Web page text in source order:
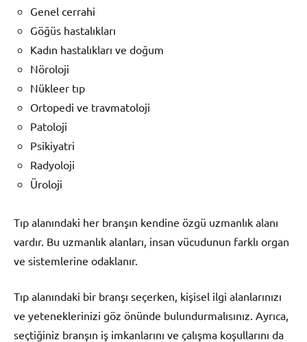
Genel cerrahi
Göğüs hastalıkları
Kadın hastalıkları ve doğum
Nöroloji
Nükleer tıp
Ortopedi ve travmatoloji
Patoloji
Psikiyatri
Radyoloji
Üroloji
Tıp alanındaki her branşın kendine özgü uzmanlık alanı
vardır. Bu uzmanlık alanları, insan vücudunun farklı organ
ve sistemlerine odaklanır.
Tıp alanındaki bir branşı seçerken, kişisel ilgi alanlarınızı
ve yeteneklerinizi göz önünde bulundurmalısınız. Ayrıca,
seçtiğiniz branşın iş imkanlarını ve çalışma koşullarını da